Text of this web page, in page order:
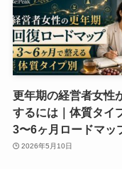
更年期の経営者女性
するには｜体質タイ
3〜6ヶ月ロードマッ
2026年5月10日